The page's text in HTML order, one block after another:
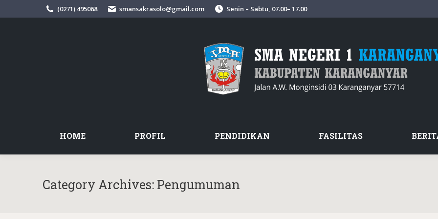
(0271) 495068 smansakrasolo@gmail.com Senin – Sabtu, 07.00– 17.00
HOME PROFIL PENDIDIKAN FASILITAS
Category Archives: Pengumuman